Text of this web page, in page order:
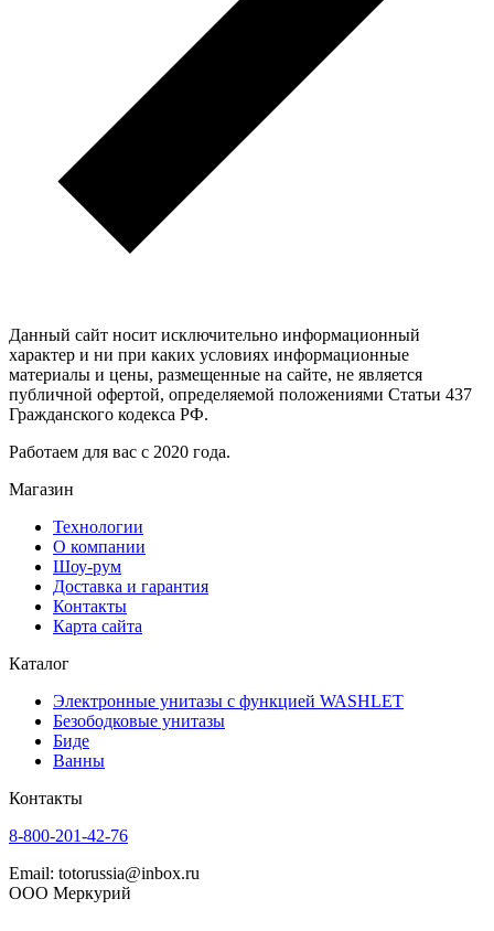
Данный сайт носит исключительно информационный
характер и ни при каких условиях информационные
материалы и цены, размещенные на сайте, не является
публичной офертой, определяемой положениями Статьи 437
Гражданского кодекса РФ.
Работаем для вас с 2020 года.
Магазин
Технологии
О компании
Шоу-рум
Доставка и гарантия
Контакты
Карта сайта
Каталог
Электронные унитазы с функцией WASHLET
Безободковые унитазы
Биде
Ванны
Контакты
8-800-201-42-76
Email: totorussia@inbox.ru
ООО Меркурий